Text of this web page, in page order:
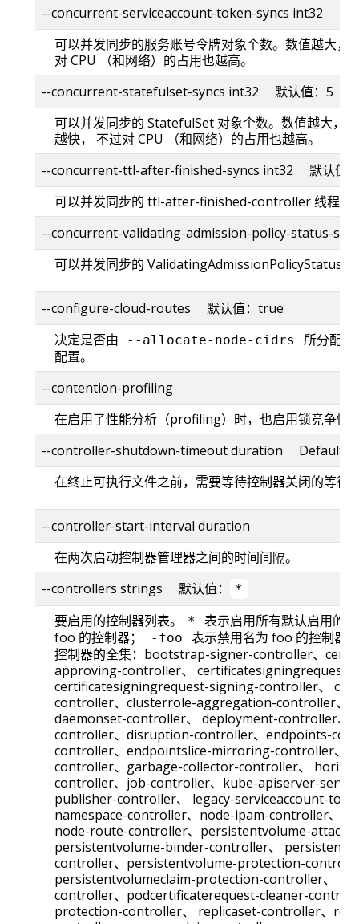
--concurrent-serviceaccount-token-syncs int32 默
可以并发同步的服务账号令牌对象个数。数值越大，
对 CPU （和网络）的占用也越高。
--concurrent-statefulset-syncs int32 默认值：5
可以并发同步的 StatefulSet 对象个数。数值越大，
越快， 不过对 CPU （和网络）的占用也越高。
--concurrent-ttl-after-finished-syncs int32 默认值
可以并发同步的 ttl-after-finished-controller 线程个
--concurrent-validating-admission-policy-status-
可以并发同步的
--configure-cloud-routes 默认值：true
决定是否由
--allocate-node-cidrs
所分配的
配置。
--contention-profiling
在启用了性能分析（profiling）时，也启用锁竞争情
--controller-shutdown-timeout duration Default:
在终止可执行文件之前，需要等待控制器关闭的等待
--controller-start-interval duration
在两次启动控制器管理器之间的时间间隔。
--controllers strings 默认值：
*
要启用的控制器列表。 *
表示启用所有默认启用的
foo 的控制器；
-foo
表示禁用名为 foo 的控制器。
控制器的全集：bootstrap-signer-controller、
approving-controller、 certificatesigningrequest-
certificatesigningrequest-signing-controller、
controller、clusterrole-aggregation-controller、
daemonset-controller、 deployment-controller、
controller、disruption-controller、endpoints-
controller、endpointslice-mirroring-controller、
controller、garbage-collector-controller、
controller、job-controller、kube-apiserver-
publisher-controller、 legacy-serviceaccount-
namespace-controller、node-ipam-controller、
node-route-controller、persistentvolume-attach-
persistentvolume-binder-controller、
controller、persistentvolume-protection-
persistentvolumeclaim-protection-controller、
controller、podcertificaterequest-cleaner-
protection-controller、 replicaset-controller、